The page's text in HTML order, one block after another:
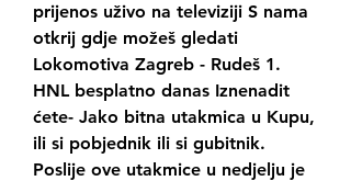
prijenos uživo na televiziji S nama
otkrij gdje možeš gledati
Lokomotiva Zagreb - Rudeš 1.
HNL besplatno danas Iznenadit
ćete- Jako bitna utakmica u Kupu,
ili si pobjednik ili si gubitnik.
Poslije ove utakmice u nedjelju je